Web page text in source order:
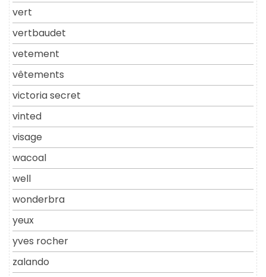
vert
vertbaudet
vetement
vêtements
victoria secret
vinted
visage
wacoal
well
wonderbra
yeux
yves rocher
zalando